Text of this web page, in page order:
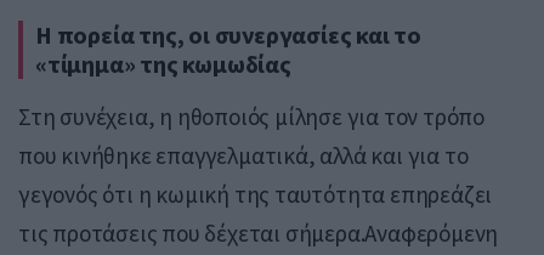
Η πορεία της, οι συνεργασίες και το
«τίμημα» της κωμωδίας
Στη συνέχεια, η ηθοποιός μίλησε για τον τρόπο
που κινήθηκε επαγγελματικά, αλλά και για το
γεγονός ότι η κωμική της ταυτότητα επηρεάζει
τις προτάσεις που δέχεται σήμερα.Αναφερόμενη